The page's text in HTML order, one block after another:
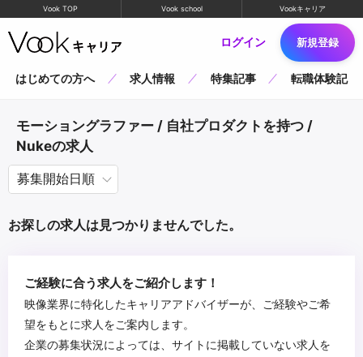
Vook TOP Vook school Vookキャリア
ログイン 新規登録
はじめての方へ 求人情報 特集記事 転職体験記
モーショングラファー / 自社プロダクトを持つ /
Nukeの求人
お探しの求人は見つかりませんでした。
ご経験に合う求人をご紹介します！
映像業界に特化したキャリアアドバイザーが、ご経験やご希
望をもとに求人をご案内します。
企業の募集状況によっては、サイトに掲載していない求人を